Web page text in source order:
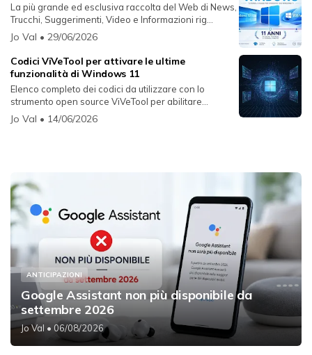
La più grande ed esclusiva raccolta del Web di News,
Trucchi, Suggerimenti, Video e Informazioni rig...
Jo Val • 29/06/2026
Codici ViVeTool per attivare le ultime
funzionalità di Windows 11
Elenco completo dei codici da utilizzare con lo
strumento open source ViVeTool per abilitare
funzion...
Jo Val • 14/06/2026
ANTICIPAZIONI
Google Assistant non più disponibile da
settembre 2026
Jo Val • 06/08/2026